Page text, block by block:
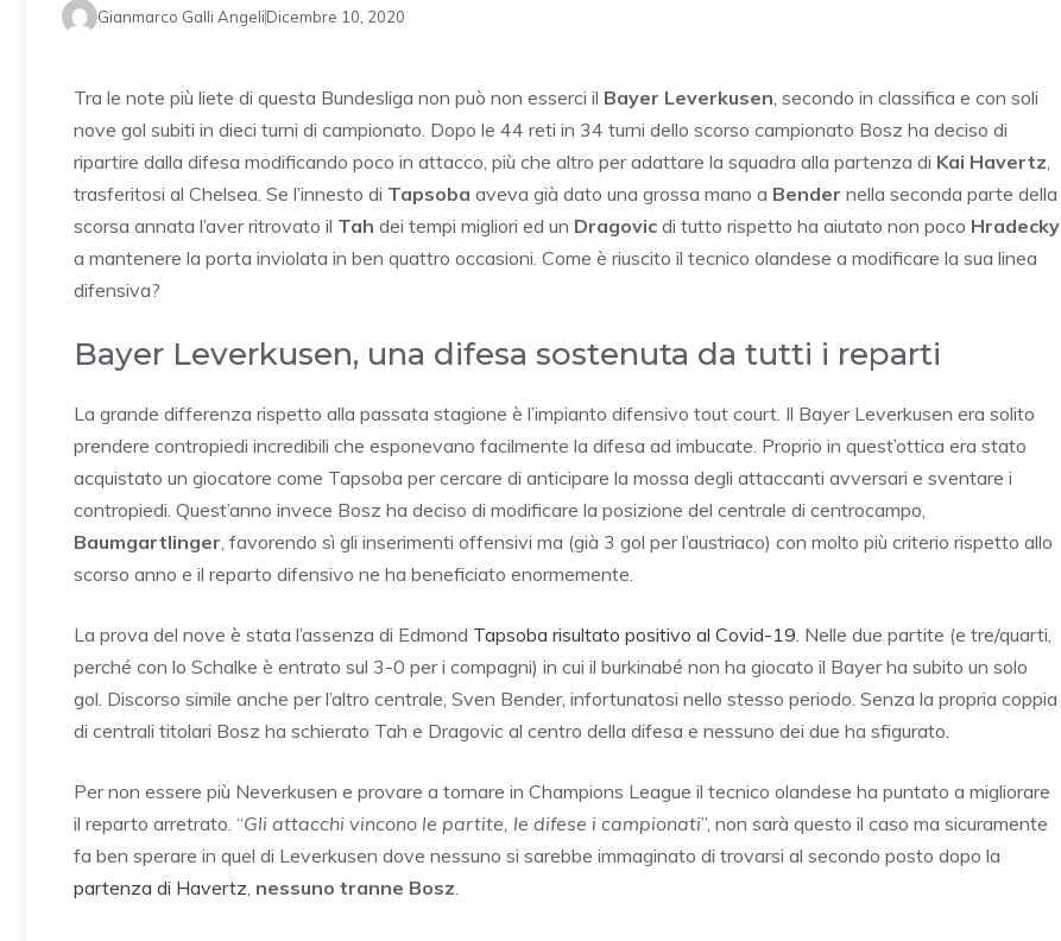
Gianmarco Galli AngeliDicembre 10, 2020
Tra le note più liete di questa Bundesliga non può non esserci il Bayer Leverkusen, secondo in classifica e con soli
nove gol subiti in dieci turni di campionato. Dopo le 44 reti in 34 turni dello scorso campionato Bosz ha deciso di
ripartire dalla difesa modificando poco in attacco, più che altro per adattare la squadra alla partenza di Kai Havertz,
trasferitosi al Chelsea. Se l’innesto di Tapsoba aveva già dato una grossa mano a Bender nella seconda parte della
scorsa annata l’aver ritrovato il Tah dei tempi migliori ed un Dragovic di tutto rispetto ha aiutato non poco Hradecky
a mantenere la porta inviolata in ben quattro occasioni. Come è riuscito il tecnico olandese a modificare la sua linea
difensiva?
Bayer Leverkusen, una difesa sostenuta da tutti i reparti
La grande differenza rispetto alla passata stagione è l’impianto difensivo tout court. Il Bayer Leverkusen era solito
prendere contropiedi incredibili che esponevano facilmente la difesa ad imbucate. Proprio in quest’ottica era stato
acquistato un giocatore come Tapsoba per cercare di anticipare la mossa degli attaccanti avversari e sventare i
contropiedi. Quest’anno invece Bosz ha deciso di modificare la posizione del centrale di centrocampo,
Baumgartlinger, favorendo sì gli inserimenti offensivi ma (già 3 gol per l’austriaco) con molto più criterio rispetto allo
scorso anno e il reparto difensivo ne ha beneficiato enormemente.
La prova del nove è stata l’assenza di Edmond Tapsoba risultato positivo al Covid-19. Nelle due partite (e tre/quarti,
perché con lo Schalke è entrato sul 3-0 per i compagni) in cui il burkinabé non ha giocato il Bayer ha subito un solo
gol. Discorso simile anche per l’altro centrale, Sven Bender, infortunatosi nello stesso periodo. Senza la propria coppia
di centrali titolari Bosz ha schierato Tah e Dragovic al centro della difesa e nessuno dei due ha sfigurato.
Per non essere più Neverkusen e provare a tornare in Champions League il tecnico olandese ha puntato a migliorare
il reparto arretrato. “Gli attacchi vincono le partite, le difese i campionati”, non sarà questo il caso ma sicuramente
fa ben sperare in quel di Leverkusen dove nessuno si sarebbe immaginato di trovarsi al secondo posto dopo la
partenza di Havertz, nessuno tranne Bosz.